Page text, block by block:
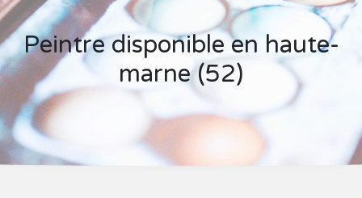
Peintre disponible en haute-
marne (52)